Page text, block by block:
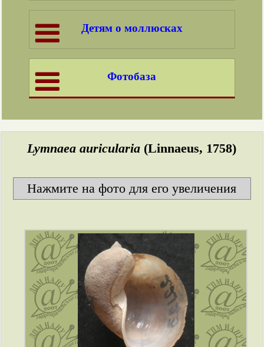
Детям о моллюсках
Фотобаза
Lymnaea auricularia (Linnaeus, 1758)
Нажмите на фото для его увеличения